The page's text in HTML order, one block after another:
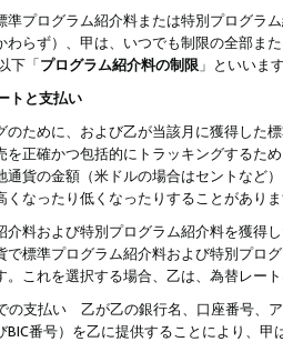
準プログラム紹介料または特別プログラ
わらず）、甲は、いつでも制限の全部
下「プログラム紹介料の制限 」といいま
トと支払い
のために、および乙が当該月に獲得した
を正確かつ包括的にトラッキングするた
通貨の金額（米ドルの場合はセントなど
くなったり低くなったりすることがあり
介料および特別プログラム紹介料を獲得
で標準プログラム紹介料および特別プロ
。これを選択する場合、乙は、為替レー
の支払い 乙が乙の銀行名、口座番号、
BIC番号）を乙に提供することにより、